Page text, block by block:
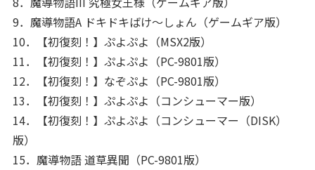
9．魔導物語A ドキドキばけ～しょん（ゲームギア版）
10．【初復刻！】ぷよぷよ（MSX2版）
11．【初復刻！】ぷよぷよ（PC-9801版）
12．【初復刻！】なぞぷよ（PC-9801版）
13．【初復刻！】ぷよぷよ（コンシューマー版）
14．【初復刻！】ぷよぷよ（コンシューマー（DISK）
版）
15．魔導物語 道草異聞（PC-9801版）